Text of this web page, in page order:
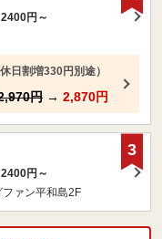
2400円～
日割増330円別途）
円 → 2,870円
2400円～
ァン平和島2F
3